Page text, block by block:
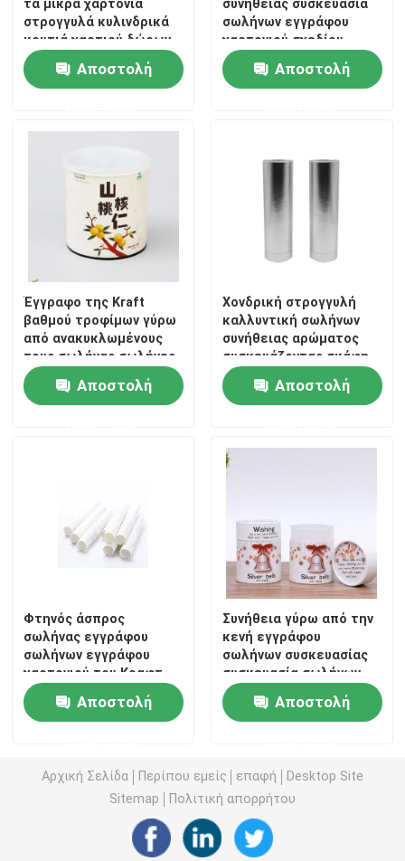
τα μικρά χαρτόνια
στρογγυλά κυλινδρικά
κουτιά χαρτιού δώρων
Αποστολή
συνήθειας συσκευασία
σωλήνων εγγράφου
χαρτονιού σχεδίου
παχιά
Αποστολή
Έγγραφο της Kraft
βαθμού τροφίμων γύρω
από ανακυκλωμένους
τους σωλήνας σωλήνες
χαρτονιού για το
συσκευάζοντας κιβώτιο
Αποστολή
Χονδρική στρογγυλή
καλλυντική σωλήνων
συνήθειας αρώματος
συσκευάζοντας σκάφη
εγγράφου δώρων της
Kraft
λοσιόν σφράγισης
κιβωτίων καυτή
Αποστολή
Φτηνός άσπρος
σωλήνας εγγράφου
σωλήνων εγγράφου
χαρτονιού του Κραφτ
για το τσιγάρο
Αποστολή
Συνήθεια γύρω από την
κενή εγγράφου
σωλήνων συσκευασίας
συσκευασία σωλήνων
εγγράφου χαρτονιού
κεριών βιοδιασπάσιμη
Αποστολή
Αρχική Σελίδα Περίπου εμείς επαφή
Desktop Site
Sitemap
Πολιτική απορρήτου